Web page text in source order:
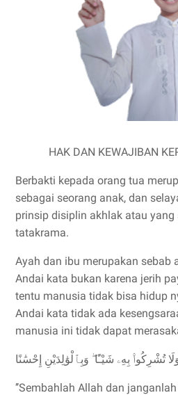
HAK DAN KEWAJIBAN
Berbakti kepada orang tua
sebagai seorang anak, dan
prinsip disiplin akhlak atau yang
tatakrama.
Ayah dan ibu merupakan sebab
Andai kata bukan karena jerih
tentu manusia tidak bisa hidup
Andai kata tidak ada
manusia ini tidak dapat
’’Sembahlah Allah dan